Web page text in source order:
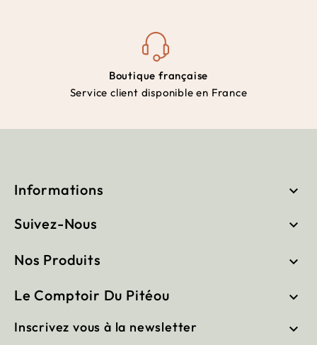
Boutique française
Service client disponible en France
Informations 
Suivez-Nous 
Nos Produits 
Le Comptoir Du Pitéou 
Inscrivez vous à la newsletter 